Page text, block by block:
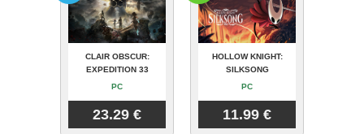
CLAIR OBSCUR:
EXPEDITION 33
PC
23.29 €
HOLLOW KNIGHT:
SILKSONG
PC
11.99 €